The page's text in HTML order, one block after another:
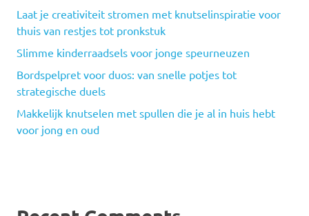
Laat je creativiteit stromen met knutselinspiratie voor
thuis van restjes tot pronkstuk
Slimme kinderraadsels voor jonge speurneuzen
Bordspelpret voor duos: van snelle potjes tot
strategische duels
Makkelijk knutselen met spullen die je al in huis hebt
voor jong en oud